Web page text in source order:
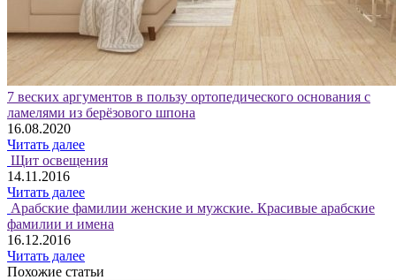
7 веских аргументов в пользу ортопедического основания с
ламелями из берёзового шпона
16.08.2020
Читать далее
Щит освещения
14.11.2016
Читать далее
Арабские фамилии женские и мужские. Красивые арабские
фамилии и имена
16.12.2016
Читать далее
Похожие статьи